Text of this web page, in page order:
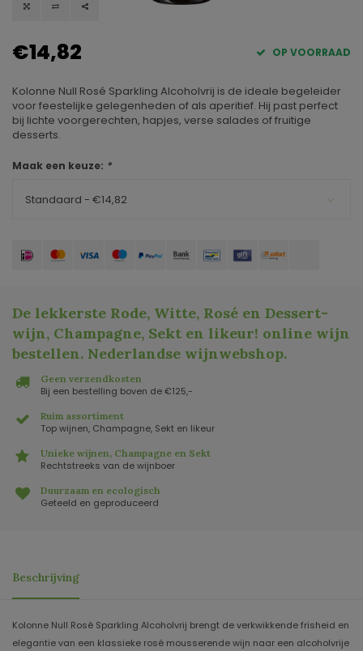
€14,82 OP VOORRAAD
Kolonne Null Rosé Sparkling Alcoholvrij is de ideale begeleider
voor feestelijke gelegenheden of als aperitief. Hij past perfect
bij lichte voorgerechten, hapjes, verse salades of fruitige
desserts.
Maak een keuze: *
Standaard - €14,82
De lekkerste Rode, Witte, Rosé en Dessert-
wijn, Champagne, Sekt en likeur! online wijn
bestellen. Nederlandse wijnwebshop.
Geen verzendkosten
Bij een bestelling boven de €125,-
Ruim assortiment
Top wijnen, Champagne, Sekt en likeur
Unieke wijnen, Champagne en Sekt
Rechtstreeks van de wijnboer
Duurzaam en ecologisch
Geteeld en geproduceerd
Beschrijving
Kolonne Null Rosé Sparkling Alcoholvrij brengt de verkwikkende frisheid en
elegantie van een klassieke rosé mousserende wijn naar een alcoholvrije